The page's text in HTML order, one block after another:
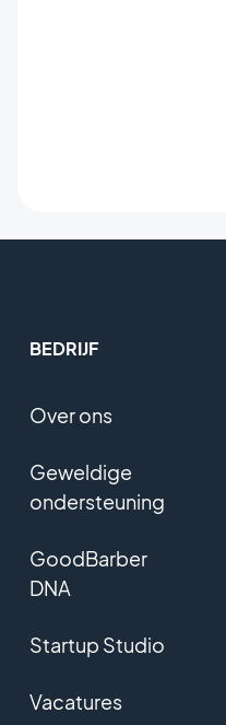
BEDRIJF
Over ons
Geweldige
ondersteuning
GoodBarber
DNA
Startup Studio
Vacatures